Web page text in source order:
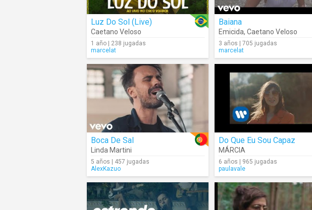
Luz Do Sol (Live)
Caetano Veloso
1 año | 238 jugadas
marcelat
Baiana
Emicida, Caetano Veloso
3 años | 705 jugadas
marcelat
Boca De Sal
Linda Martini
5 años | 457 jugadas
AlexKazuo
Do Que Eu Sou Capaz
MÁRCIA
6 años | 965 jugadas
paulavale